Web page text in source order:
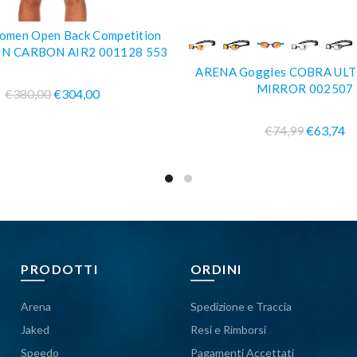
COMPRA SUBITO
Open Back Competition
CARBON AIR2 001128 553
€380,00€304,00
COMPRA SUBITO
ARENA Goggles COBRA
MIRROR 002507
€74,99€63,74
PRODOTTI
Arena
Jaked
Speedo
ORDINI
Spedizione e Traccia
Resi e Rimborsi
Pagamenti Accettati